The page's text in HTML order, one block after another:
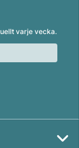
varje vecka.